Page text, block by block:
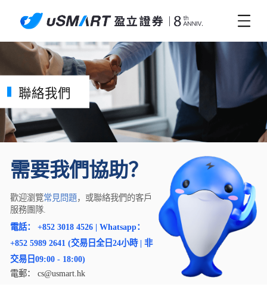
聯絡我們
需要我們協助？
歡迎瀏覽常見問題，或聯絡我們的客戶
服務團隊.
電話： +852 3018 4526 | Whatsapp：
+852 5989 2641 (交易日全日24小時 | 非
交易日09:00 - 18:00)
電郵： cs@usmart.hk